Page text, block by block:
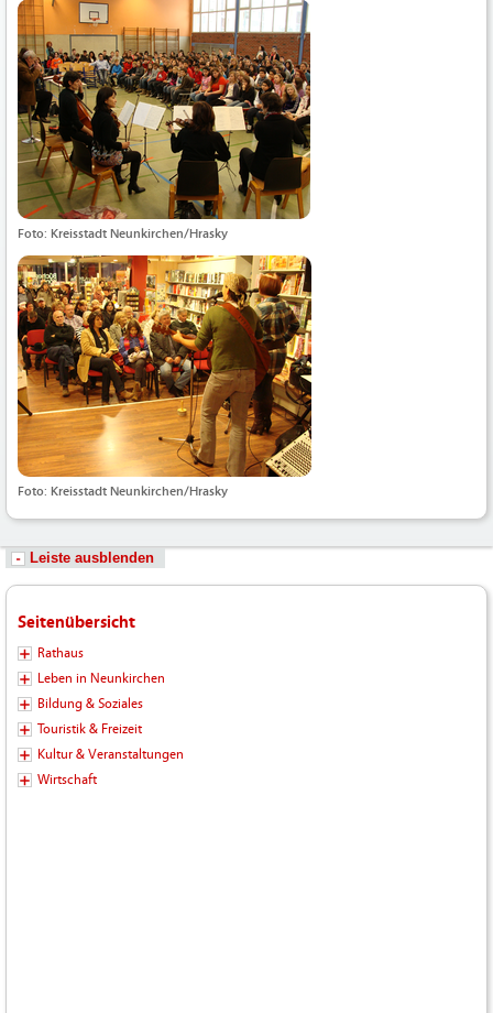
Foto: Kreisstadt Neunkirchen/Hrasky
Foto: Kreisstadt Neunkirchen/Hrasky
Leiste ausblenden
Seitenübersicht
Rathaus
Leben in Neunkirchen
Bildung & Soziales
Touristik & Freizeit
Kultur & Veranstaltungen
Wirtschaft